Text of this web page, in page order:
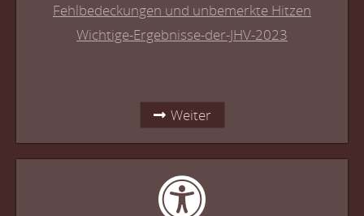
Fehlbedeckungen und unbemerkte Hitzen
Wichtige-Ergebnisse-der-JHV-2023
Weiter